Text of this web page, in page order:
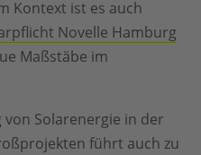
Kontext ist es auch
Novelle Hamburg
Maßstäbe im
Solarenergie in der
führt auch zu